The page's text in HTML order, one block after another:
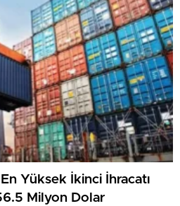
En Yüksek İkinci İhracatı
Milyon Dolar